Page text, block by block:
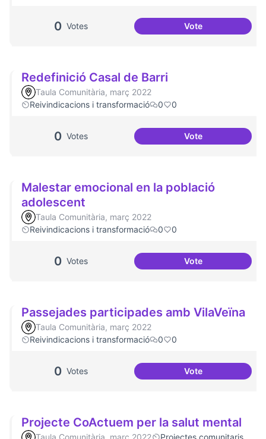
0 Votes VoteMés processos
Redefinició Casal de Barri
Taula Comunitària, març 2022
Reivindicacions i transformació
0 0
0 Votes VoteRedefinició Casal
Malestar emocional en la població
adolescent
Taula Comunitària, març 2022
Reivindicacions i transformació
0 0
0 Votes VoteMalestar
Passejades participades amb VilaVeïna
Taula Comunitària, març 2022
Reivindicacions i transformació
0 0
0 Votes VotePassejades
Projecte CoActuem per la salut mental
Taula Comunitària, març 2022
Projectes comunitaris